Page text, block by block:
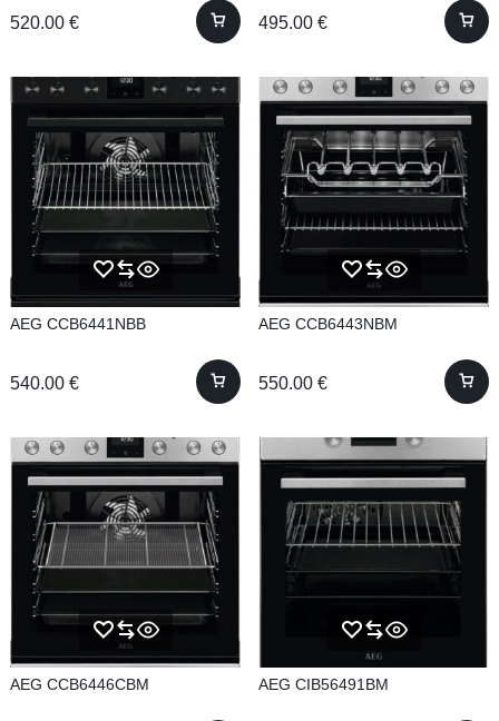
520.00 € 495.00 €
AEG CCB6441NBB
540.00 €
AEG CCB6443NBM
550.00 €
AEG CCB6446CBM AEG CIB56491BM